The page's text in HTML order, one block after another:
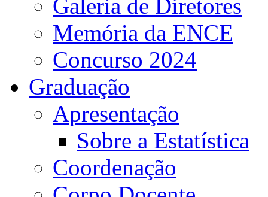
Galeria de Diretores
Memória da ENCE
Concurso 2024
Graduação
Apresentação
Sobre a Estatística
Coordenação